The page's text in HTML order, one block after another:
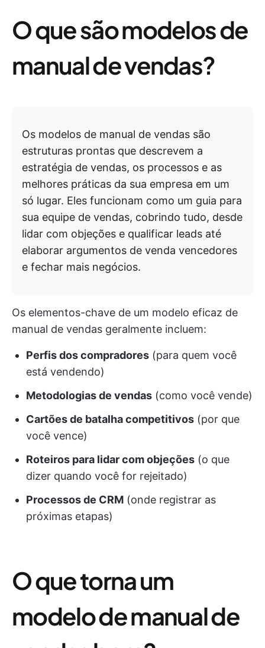
O que são modelos de
manual de vendas?
Os modelos de manual de vendas são
estruturas prontas que descrevem a
estratégia de vendas, os processos e as
melhores práticas da sua empresa em um
só lugar. Eles funcionam como um guia para
sua equipe de vendas, cobrindo tudo, desde
lidar com objeções e qualificar leads até
elaborar argumentos de venda vencedores
e fechar mais negócios.
Os elementos-chave de um modelo eficaz de
manual de vendas geralmente incluem:
Perfis dos compradores (para quem você
está vendendo)
Metodologias de vendas (como você vende)
Cartões de batalha competitivos (por que
você vence)
Roteiros para lidar com objeções (o que
dizer quando você for rejeitado)
Processos de CRM (onde registrar as
próximas etapas)
O que torna um
modelo de manual de